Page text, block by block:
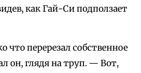
как Гай-Си подползает
что перерезал собственное
он, глядя на труп. — Вот,